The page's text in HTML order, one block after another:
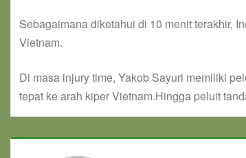
Sebagaimana diketahui di 10 menit terakhir,
Vietnam.
Di masa injury time, Yakob Sayuri memiliki
tepat ke arah kiper Vietnam.Hingga peluit